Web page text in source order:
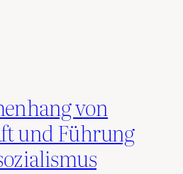
von
und Führung